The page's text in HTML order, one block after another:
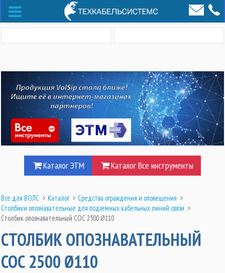
Каталог ЭТМ Каталог Все инструменты
Все для ВОЛС > Каталог > Средства ограждения и оповещения >
Столбики опознавательные для подземных кабельных линий связи >
Столбик опознавательный СОС 2500 Ø110
СТОЛБИК ОПОЗНАВАТЕЛЬНЫЙ
СОС 2500 Ø110